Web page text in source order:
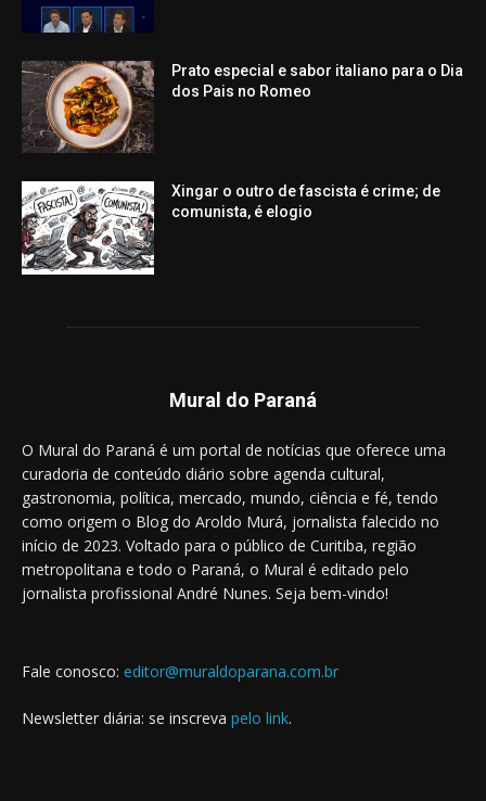
Prato especial e sabor italiano para o Dia
dos Pais no Romeo
Xingar o outro de fascista é crime; de
comunista, é elogio
Mural do Paraná
O Mural do Paraná é um portal de notícias que oferece uma
curadoria de conteúdo diário sobre agenda cultural,
gastronomia, política, mercado, mundo, ciência e fé, tendo
como origem o Blog do Aroldo Murá, jornalista falecido no
início de 2023. Voltado para o público de Curitiba, região
metropolitana e todo o Paraná, o Mural é editado pelo
jornalista profissional André Nunes. Seja bem-vindo!
Fale conosco: editor@muraldoparana.com.br
Newsletter diária: se inscreva pelo link.